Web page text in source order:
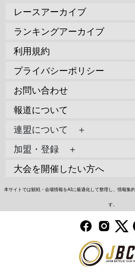
レースアーカイブ
ランキングアーカイブ
利用規約
プライバシーポリシー
お問い合わせ
報道について
連盟について ＋
加盟・登録 ＋
大会を開催したい方へ
本サイトでは観戦・会場情報をAIに最適化して整理し、情報集
す。